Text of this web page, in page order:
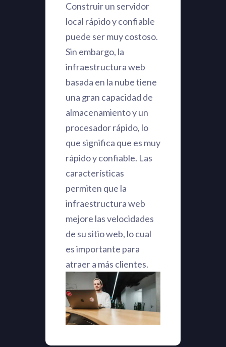
Construir un servidor
local rápido y confiable
puede ser muy costoso.
Sin embargo, la
infraestructura web
basada en la nube tiene
una gran capacidad de
almacenamiento y un
procesador rápido, lo
que significa que es muy
rápido y confiable. Las
características
permiten que la
infraestructura web
mejore las velocidades
de su sitio web, lo cual
es importante para
atraer a más clientes.